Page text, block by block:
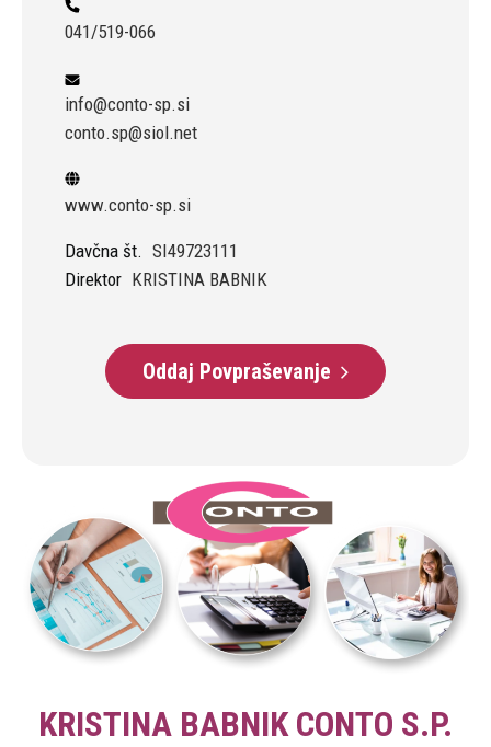
041/519-066
info@conto-sp.si
conto.sp@siol.net
www.conto-sp.si
Davčna št. SI49723111
Direktor KRISTINA BABNIK
Oddaj Povpraševanje
KRISTINA BABNIK CONTO S.P.